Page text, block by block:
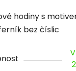
hodiny s
bez číslic